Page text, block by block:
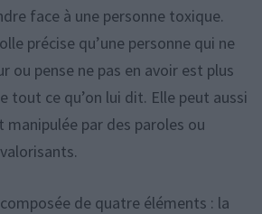
face à une personne toxique.
précise qu’une personne qui ne
ou pense ne pas en avoir est plus
tout ce qu’on lui dit. Elle peut aussi
par des paroles ou
de quatre éléments : la